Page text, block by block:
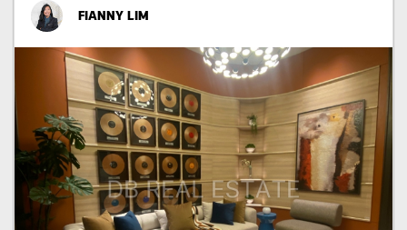
FIANNY LIM